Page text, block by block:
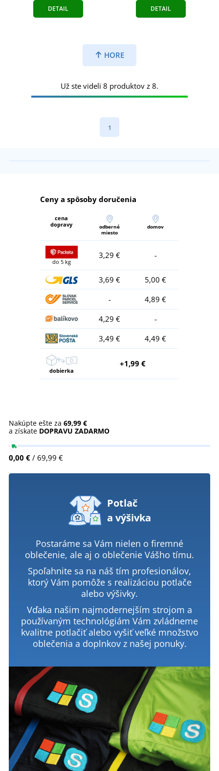
DETAIL DETAIL
HORE
Už ste videli 8 produktov z 8.
1
Ceny a spôsoby doručenia
cena
dopravy
odberné
miesto
domov
do 5 kg
3,29 € -
3,69 €
5,00 €
-
4,89 €
4,29 €
-
3,49 €
4,49 €
dobierka
+1,99 €
Nakúpte ešte za 69,99 €
a získate DOPRAVU ZADARMO
0,00 € / 69,99 €
Potlač
a výšivka
Postaráme sa Vám nielen o firemné
oblečenie, ale aj o oblečenie Vášho tímu.
Spoľahnite sa na náš tím profesionálov,
ktorý Vám pomôže s realizáciou potlače
alebo výšivky.
Vďaka našim najmodernejším strojom a
používaným technológiám Vám zvládneme
kvalitne potlačiť alebo vyšiť veľké množstvo
oblečenia a doplnkov z našej ponuky.